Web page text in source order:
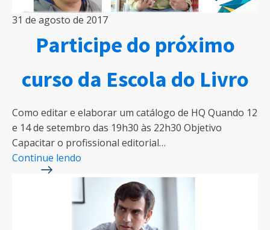
31 de agosto de 2017
Participe do próximo
curso da Escola do Livro
Como editar e elaborar um catálogo de HQ Quando 12
e 14 de setembro das 19h30 às 22h30 Objetivo
Capacitar o profissional editorial…
Continue lendo